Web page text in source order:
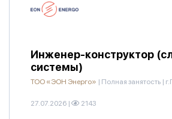
Инженер-конструктор
системы)
ТОО «ЭОН Энерго» | Полная занятость |
27.07.2026 | 2143